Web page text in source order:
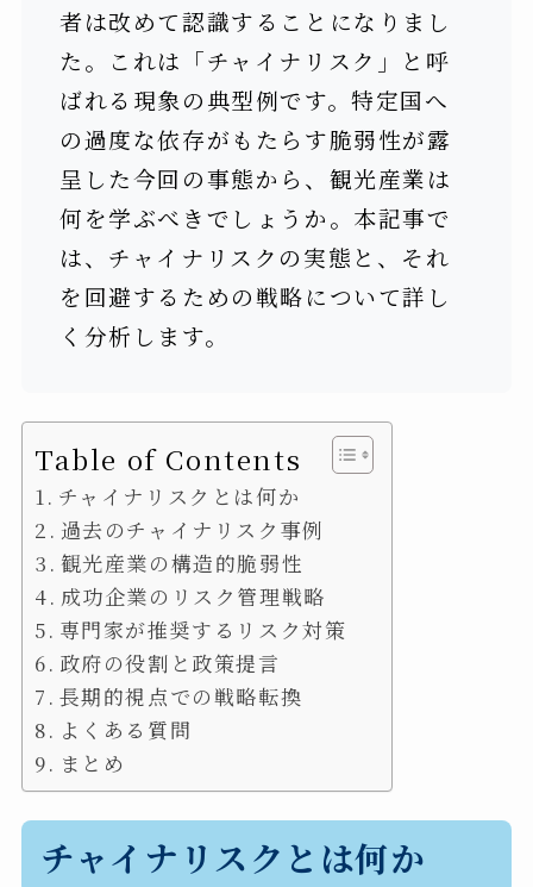
者は改めて認識することになりまし
た。これは「チャイナリスク」と呼
ばれる現象の典型例です。特定国へ
の過度な依存がもたらす脆弱性が露
呈した今回の事態から、観光産業は
何を学ぶべきでしょうか。本記事で
は、チャイナリスクの実態と、それ
を回避するための戦略について詳し
く分析します。
Table of Contents
チャイナリスクとは何か
過去のチャイナリスク事例
観光産業の構造的脆弱性
成功企業のリスク管理戦略
専門家が推奨するリスク対策
政府の役割と政策提言
長期的視点での戦略転換
よくある質問
まとめ
チャイナリスクとは何か